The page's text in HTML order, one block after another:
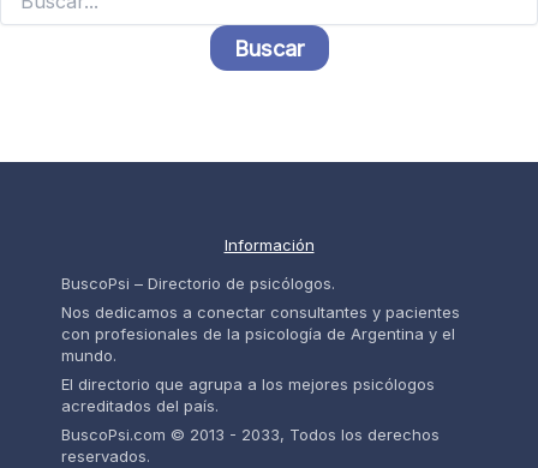
por:
Información
BuscoPsi – Directorio de psicólogos.
Nos dedicamos a conectar consultantes y pacientes
con profesionales de la psicología de Argentina y el
mundo.
El directorio que agrupa a los mejores psicólogos
acreditados del país.
BuscoPsi.com © 2013 - 2033, Todos los derechos
reservados.